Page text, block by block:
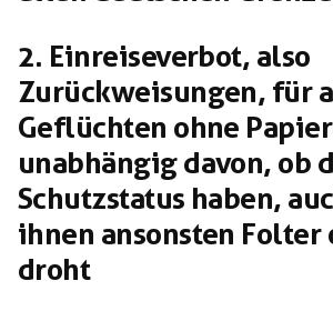
2. Einreiseverbot, also
Zurückweisungen, für
Geflüchten ohne
unabhängig davon, ob
Schutzstatus haben,
ihnen ansonsten Folter
droht